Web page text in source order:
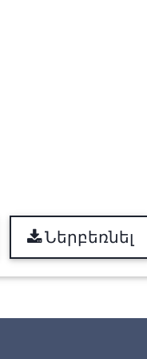
Ներբեռնել